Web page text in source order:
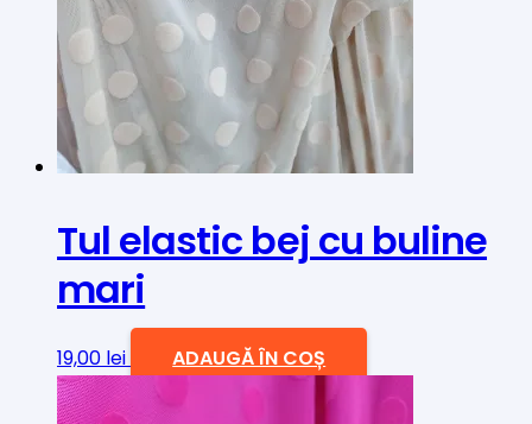
Tul elastic bej cu buline
mari
19,00 lei ADAUGĂ ÎN COȘ